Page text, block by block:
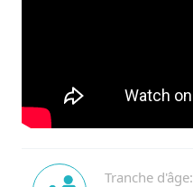
Tranche d'âge: